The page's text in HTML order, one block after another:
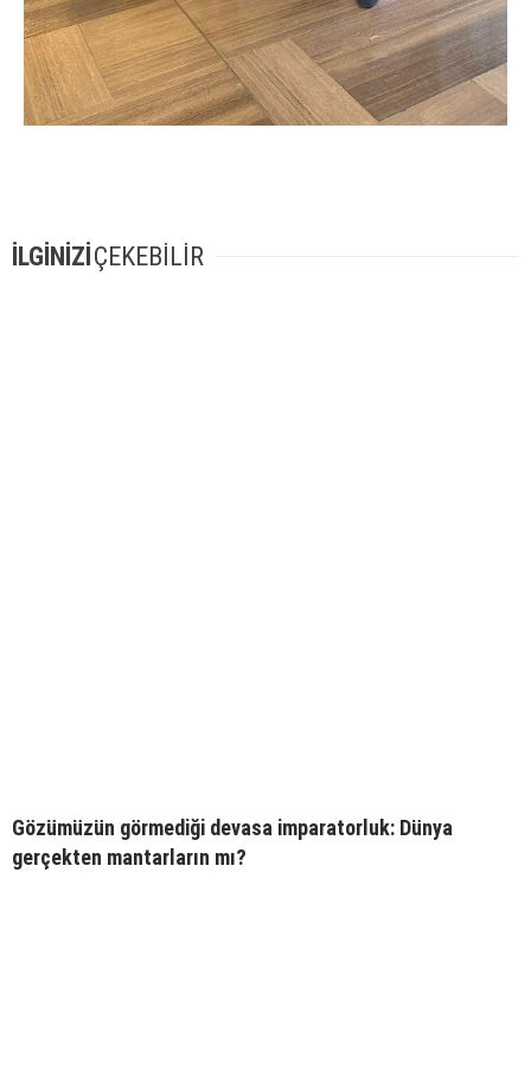
İLGİNİZİÇEKEBİLİR
Gözümüzün görmediği devasa imparatorluk: Dünya
gerçekten mantarların mı?